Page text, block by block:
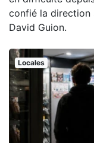
confié la direction
David Guion.
Locales